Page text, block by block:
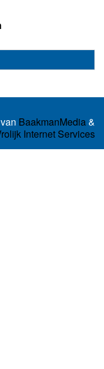
BaakmanMedia&
Internet Services